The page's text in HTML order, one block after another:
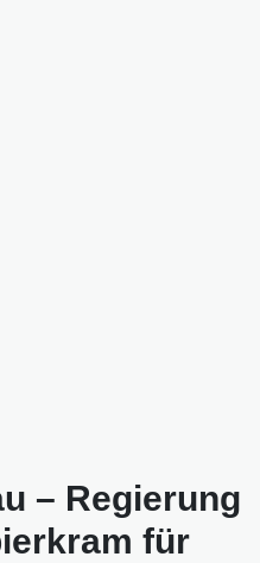
– Regierung
für